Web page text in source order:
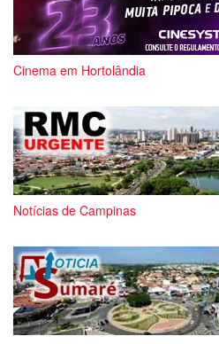
Cinema em Hortolândia
Notícias de Campinas